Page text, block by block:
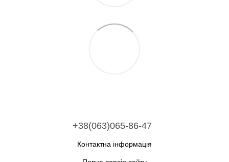
+38(063)065-86-47
Контактна інформація